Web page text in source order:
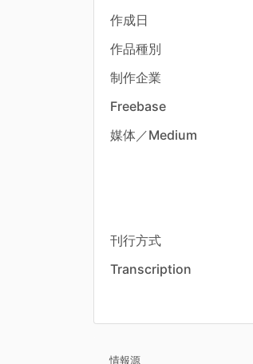
作成日
作品種別
制作企業
Freebase
媒体／Medium
刊行方式
Transcription
情報源